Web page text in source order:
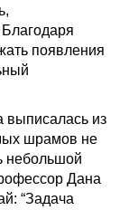
появления
выписалась из
шрамов не
небольшой
Дана
“Задача